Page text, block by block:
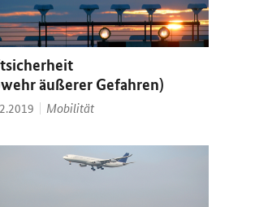
äußerer Gefahren)
Thema:
Mobilität